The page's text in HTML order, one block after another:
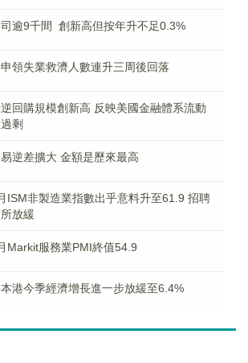
逾9千間 創新高但按年升不足0.3%
領失業救濟人數連升三周後回落
回購規模創新高 反映美國金融體系流動
剩
逆差擴大 金額是歷來最高
ISM非製造業指數出乎意料升至61.9 招聘
放緩
Markit服務業PMI終值54.9
港今季經濟增長進一步放緩至6.4%